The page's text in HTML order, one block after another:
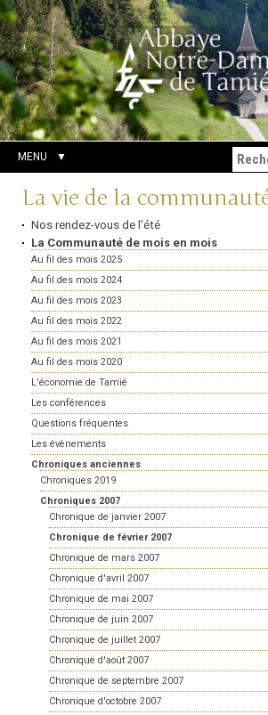
Aller
au
contenu.
|
Aller
à
la
navigation
Outils
personnels
Chercher par
Recherche
avancée…
MENU
Navigation
La vie de la
Nos rendez-vous de l'été
La Communauté de mois en mois
Au fil des mois 2025
Au fil des mois 2024
Au fil des mois 2023
Au fil des mois 2022
Au fil des mois 2021
Au fil des mois 2020
L'économie de Tamié
Les conférences
Questions fréquentes
Les évènements
Chroniques anciennes
Chroniques 2019
Chroniques 2007
Chronique de janvier 2007
Chronique de février 2007
Chronique de mars 2007
Chronique d'avril 2007
Chronique de mai 2007
Chronique de juin 2007
Chronique de juillet 2007
Chronique d'août 2007
Chronique de septembre 2007
Chronique d'octobre 2007